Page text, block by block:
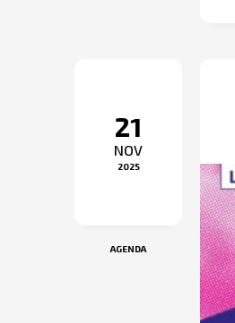
21
NOV
2025
AGENDA